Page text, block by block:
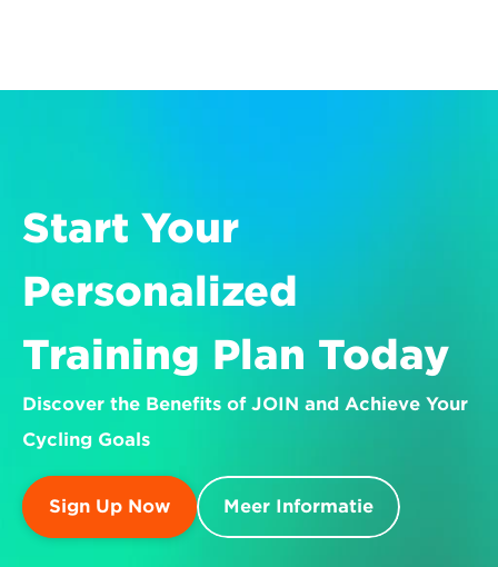
Start Your
Personalized
Training Plan Today
Discover the Benefits of JOIN and Achieve Your
Cycling Goals
Sign Up Now Meer Informatie